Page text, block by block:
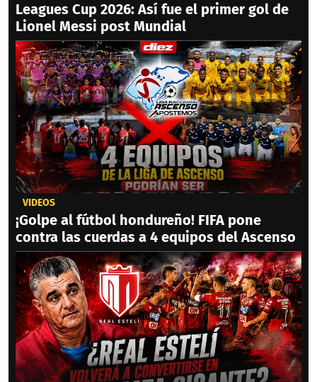
Leagues Cup 2026: Así fue el primer gol de
Lionel Messi post Mundial
VIDEOS
¡Golpe al fútbol hondureño! FIFA pone
contra las cuerdas a 4 equipos del Ascenso